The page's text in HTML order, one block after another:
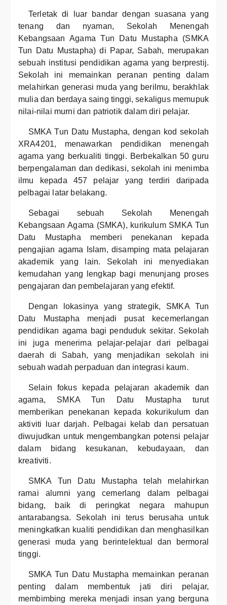
Terletak di luar bandar dengan suasana yang
tenang dan nyaman, Sekolah Menengah
Kebangsaan Agama Tun Datu Mustapha (SMKA
Tun Datu Mustapha) di Papar, Sabah, merupakan
sebuah institusi pendidikan agama yang berprestij.
Sekolah ini memainkan peranan penting dalam
melahirkan generasi muda yang berilmu, berakhlak
mulia dan berdaya saing tinggi, sekaligus memupuk
nilai-nilai murni dan patriotik dalam diri pelajar.
SMKA Tun Datu Mustapha, dengan kod sekolah
XRA4201, menawarkan pendidikan menengah
agama yang berkualiti tinggi. Berbekalkan 50 guru
berpengalaman dan dedikasi, sekolah ini menimba
ilmu kepada 457 pelajar yang terdiri daripada
pelbagai latar belakang.
Sebagai sebuah Sekolah Menengah
Kebangsaan Agama (SMKA), kurikulum SMKA Tun
Datu Mustapha memberi penekanan kepada
pengajian agama Islam, disamping mata pelajaran
akademik yang lain. Sekolah ini menyediakan
kemudahan yang lengkap bagi menunjang proses
pengajaran dan pembelajaran yang efektif.
Dengan lokasinya yang strategik, SMKA Tun
Datu Mustapha menjadi pusat kecemerlangan
pendidikan agama bagi penduduk sekitar. Sekolah
ini juga menerima pelajar-pelajar dari pelbagai
daerah di Sabah, yang menjadikan sekolah ini
sebuah wadah perpaduan dan integrasi kaum.
Selain fokus kepada pelajaran akademik dan
agama, SMKA Tun Datu Mustapha turut
memberikan penekanan kepada kokurikulum dan
aktiviti luar darjah. Pelbagai kelab dan persatuan
diwujudkan untuk mengembangkan potensi pelajar
dalam bidang kesukanan, kebudayaan, dan
kreativiti.
SMKA Tun Datu Mustapha telah melahirkan
ramai alumni yang cemerlang dalam pelbagai
bidang, baik di peringkat negara mahupun
antarabangsa. Sekolah ini terus berusaha untuk
meningkatkan kualiti pendidikan dan menghasilkan
generasi muda yang berintelektual dan bermoral
tinggi.
SMKA Tun Datu Mustapha memainkan peranan
penting dalam membentuk jati diri pelajar,
membimbing mereka menjadi insan yang berguna